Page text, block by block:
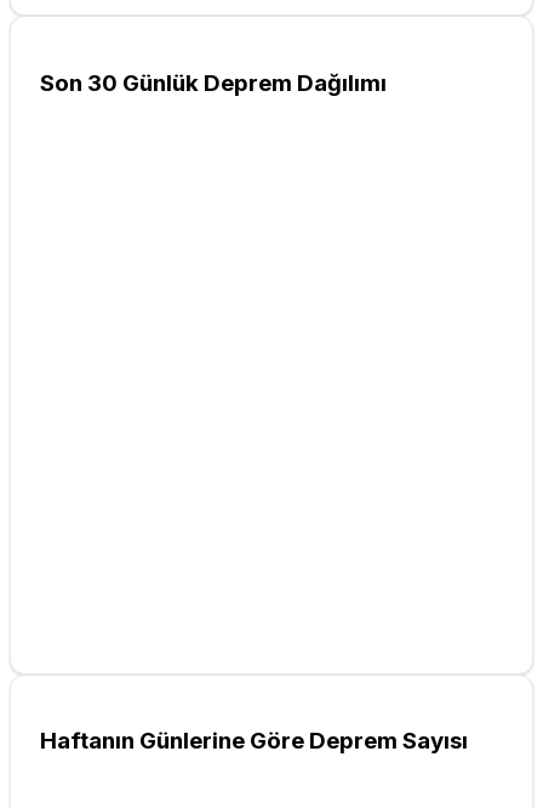
Son 30 Günlük Deprem Dağılımı
Haftanın Günlerine Göre Deprem Sayısı